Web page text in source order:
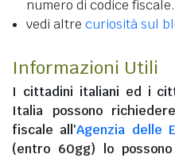
numero di codice fiscale.
vedi altre curiosità sul
Informazioni Utili
I cittadini italiani ed i
Italia possono
fiscale all'Agenzia delle
(entro 60gg) lo